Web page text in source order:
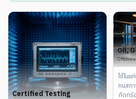
Certified Testing
Oil,
ใช้ในแ
ทนสภ
กัดกร่